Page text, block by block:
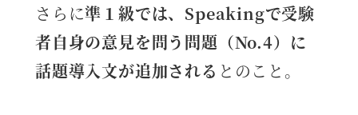
さらに準１級では、Speakingで受験
者自身の意見を問う問題（No.4）に
話題導入文が追加される とのこと。